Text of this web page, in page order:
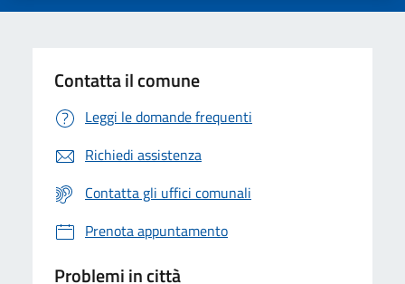
Contatta il comune
Leggi le domande frequenti
Richiedi assistenza
Contatta gli uffici comunali
Prenota appuntamento
Problemi in città